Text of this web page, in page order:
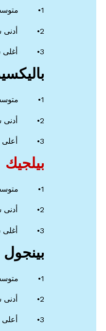
1• متوسط سعر الوحدة التي تبلغ مساحتها 100 متر مربع 206 ألف ليرة
2• أدنى سعر: 155 ألف ليرة
3• أغلى سعر: 256 ألف ليرة
1• متوسط سعر الوحدة التي تبلغ مساحتها 100 متر مربع 237 ألف ليرة
2• أدنى سعر: 176.000 ليرة
3• أعلى سعر: 297 ألف ليرة
بيلجيك
1• متوسط سعر الوحدة التي تبلغ مساحتها 100 متر مربع 130 ألف ليرة
2• أدنى سعر: 96 ألف ليرة
3• أغلى سعر: 162 ألف ليرة
بينجول
1• متوسط سعر الوحدة التي تبلغ مساحتها 100 متر مربع 106 ألف ليرة
2• أدنى سعر: 81 ألف ليرة
3• أعلى سعر: 133 ألف ليرة